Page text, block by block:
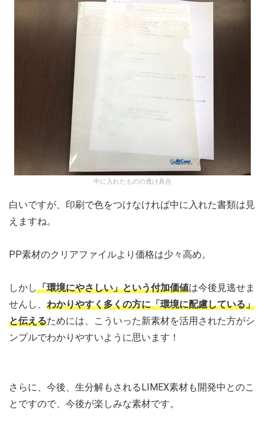
中に入れたものの透け具合
白いですが、印刷で色をつけなければ中に入れた書類は見
えますね。
PP素材のクリアファイルより価格は少々高め。
しかし「環境にやさしい」という付加価値は今後見逃せま
せんし、 わかりやすく多くの方に「環境に配慮している」
と伝えるためには、こういった新素材を活用された方がシ
ンプルでわかりやすいように思います！
さらに、今後、生分解もされるLIMEX素材も開発中とのこ
とですので、今後が楽しみな素材です。